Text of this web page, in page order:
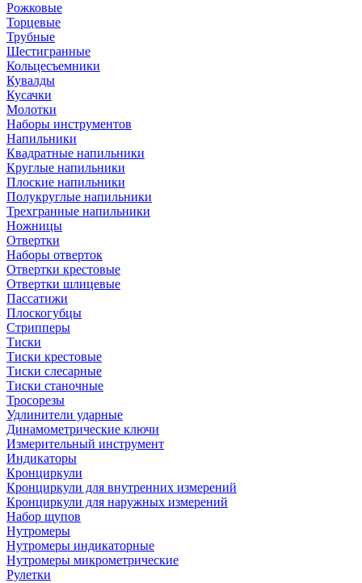
Рожковые
Торцевые
Трубные
Шестигранные
Кольцесъемники
Кувалды
Кусачки
Молотки
Наборы инструментов
Напильники
Квадратные напильники
Круглые напильники
Плоские напильники
Полукруглые напильники
Трехгранные напильники
Ножницы
Отвертки
Наборы отверток
Отвертки крестовые
Отвертки шлицевые
Пассатижи
Плоскогубцы
Стрипперы
Тиски
Тиски крестовые
Тиски слесарные
Тиски станочные
Тросорезы
Удлинители ударные
Динамометрические ключи
Измерительный инструмент
Индикаторы
Кронциркули
Кронциркули для внутренних измерений
Кронциркули для наружных измерений
Набор щупов
Нутромеры
Нутромеры индикаторные
Нутромеры микрометрические
Рулетки